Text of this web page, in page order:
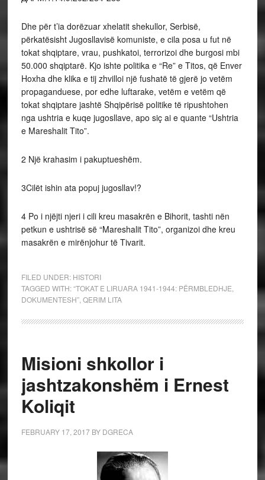
Dhe për t’ia dorëzuar xhelatit shekullor, Serbisë,
përkatësisht Jugosllavisë komuniste, e cila posa u fut në
tokat shqiptare, vrau, pushkatoi, terrorizoi dhe burgosi mbi
50.000 shqiptarë. Kjo ishte politika e “Re” e Titos, që Enver
Hoxha dhe klika e tij zhvilloi një fushatë të gjerë jo vetëm
propaganduese, por edhe luftarake, vetëm e vetëm që
tokat shqiptare jashtë Shqipërisë politike të ripushtohen
nga ushtria e kuqe jugosllave, apo siç ai e quante “Ushtria
e Mareshalit Tito”.
2 Një krahasim i pakuptueshëm.
3Cilët ishin ata popuj jugosllav!?
4Po i njëjti njeri i cili kreu masakrën e Bihorit, tashti nën
petkun e ushtrisë së “Mareshalit Tito”, organizoi dhe kreu
masakrën e mirënjohur të Tivarit.
FILED UNDER: HISTORI
TAGGED WITH:“TOKAT E LIRUARA 1941-1944: PËRMBLEDHJE
DOKUMENTESH”, QERIM LITA
Misioni shkollor i
jashtzakonshëm i Ernest
Koliqit
FEBRUARY 17, 2017BY DGRECA